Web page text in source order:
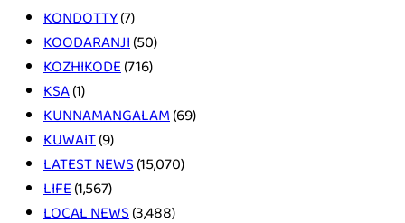
KONDOTTY(7)
KOODARANJI(50)
KOZHIKODE(716)
KSA(1)
KUNNAMANGALAM(69)
KUWAIT(9)
LATEST NEWS(15,070)
LIFE(1,567)
LOCAL NEWS(3,488)